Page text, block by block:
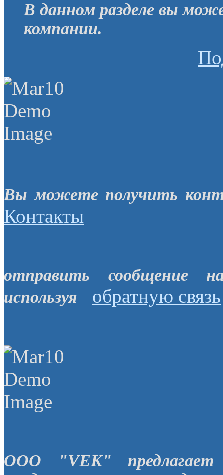
В данном разделе вы
компании.
Вы можете получить
Контакты
отправить сообщение
используя
обратную связь
OOO "VEK"